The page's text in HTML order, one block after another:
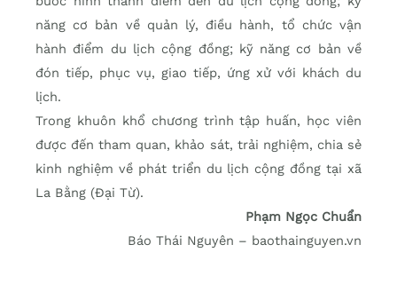
năng cơ bản về quản lý, điều hành, tổ chức vận
hành điểm du lịch cộng đồng; kỹ năng cơ bản về
đón tiếp, phục vụ, giao tiếp, ứng xử với khách du
lịch.
Trong khuôn khổ chương trình tập huấn, học viên
được đến tham quan, khảo sát, trải nghiệm, chia sẻ
kinh nghiệm về phát triển du lịch cộng đồng tại xã
La Bằng (Đại Từ).
Phạm Ngọc Chuẩn
Báo Thái Nguyên – baothainguyen.vn